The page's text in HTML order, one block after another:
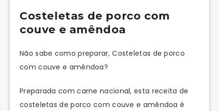
Costeletas de porco com
couve e amêndoa
Não sabe como preparar, Costeletas de porco
com couve e amêndoa?
Preparada com carne nacional, esta receita de
costeletas de porco com couve e amêndoa é